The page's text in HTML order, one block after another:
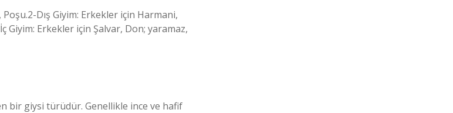
Dış Giyim: Erkekler için Harmani,
Giyim: Erkekler için Şalvar, Don; yaramaz,
bir giysi türüdür. Genellikle ince ve hafif